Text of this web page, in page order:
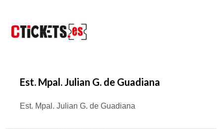
Est. Mpal. Julian G. de Guadiana
Est. Mpal. Julian G. de Guadiana